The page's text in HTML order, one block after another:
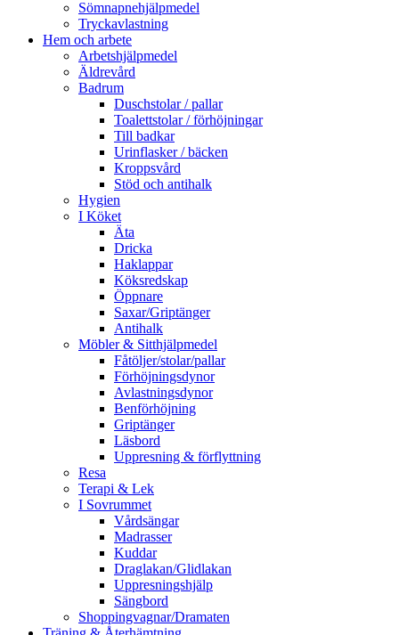
Sömnapnehjälpmedel
Tryckavlastning
Hem och arbete
Arbetshjälpmedel
Äldrevård
Badrum
Duschstolar / pallar
Toalettstolar / förhöjningar
Till badkar
Urinflasker / bäcken
Kroppsvård
Stöd och antihalk
Hygien
I Köket
Äta
Dricka
Haklappar
Köksredskap
Öppnare
Saxar/Griptänger
Antihalk
Möbler & Sitthjälpmedel
Fåtöljer/stolar/pallar
Förhöjningsdynor
Avlastningsdynor
Benförhöjning
Griptänger
Läsbord
Uppresning & förflyttning
Resa
Terapi & Lek
I Sovrummet
Vårdsängar
Madrasser
Kuddar
Draglakan/Glidlakan
Uppresningshjälp
Sängbord
Shoppingvagnar/Dramaten